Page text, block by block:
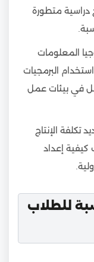
دراسية متطورة
المعلومات
البرمجيات
في بيئات عمل
تكلفة الإنتاج
كيفية إعداد
للطلاب